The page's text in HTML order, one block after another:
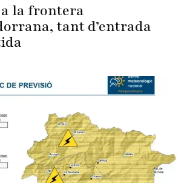
la frontera
tant d’entrada